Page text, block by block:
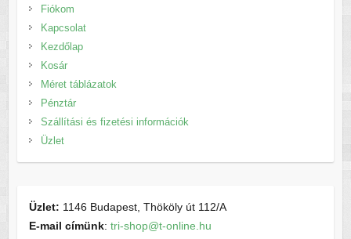
Fiókom
Kapcsolat
Kezdőlap
Kosár
Méret táblázatok
Pénztár
Szállítási és fizetési információk
Üzlet
Üzlet: 1146 Budapest, Thököly út 112/A
E-mail címünk: tri-shop@t-online.hu